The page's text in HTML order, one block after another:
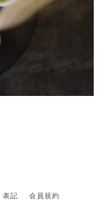
表記 会員規約